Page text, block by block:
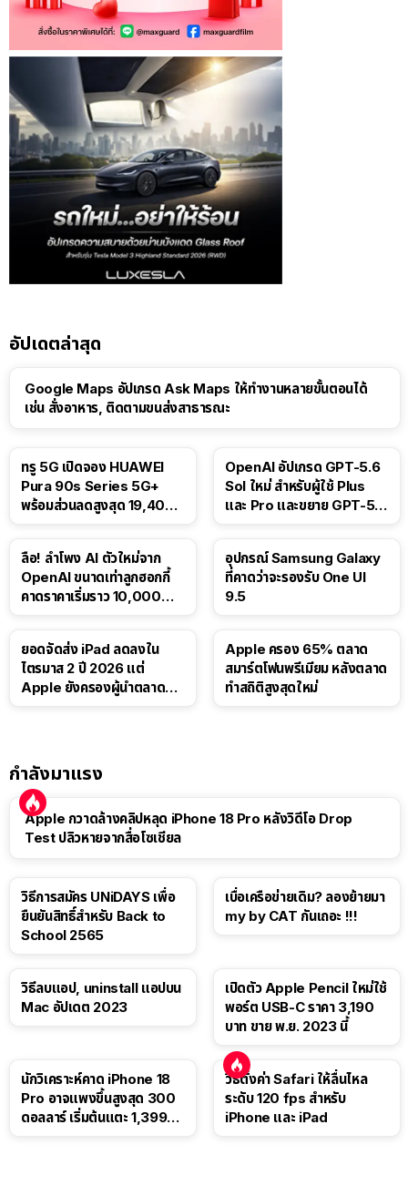
อัปเดตล่าสุด
Google Maps อัปเกรด Ask Maps ให้ทำงานหลายขั้นตอนได้
เช่น สั่งอาหาร, ติดตามขนส่งสาธารณะ
ทรู 5G เปิดจอง HUAWEI
Pura 90s Series 5G+
พร้อมส่วนลดสูงสุด 19,400
OpenAI อัปเกรด GPT-5.6
Sol ใหม่ สำหรับผู้ใช้ Plus
และ Pro และขยาย GPT-5.6
ลือ! ลำโพง AI ตัวใหม่จาก
OpenAI ขนาดเท่าลูกฮอกกี้
คาดราคาเริ่มราว 10,000
อุปกรณ์ Samsung Galaxy
ที่คาดว่าจะรองรับ One UI
9.5
ยอดจัดส่ง iPad ลดลงใน
ไตรมาส 2 ปี 2026 แต่
Apple ยังครองผู้นำตลาด
Apple ครอง 65% ตลาด
สมาร์ตโฟนพรีเมียม หลังตลาด
ทำสถิติสูงสุดใหม่
กำลังมาแรง
Apple กวาดล้างคลิปหลุด iPhone 18 Pro หลังวิดีโอ Drop
Test ปลิวหายจากสื่อโซเชียล
วิธีการสมัคร UNiDAYS เพื่อ
ยืนยันสิทธิ์สำหรับ Back to
School 2565
เบื่อเครือข่ายเดิม? ลองย้ายมา
my by CAT กันเถอะ !!!
วิธีลบแอป, uninstall แอปบน
Mac อัปเดต 2023
เปิดตัว Apple Pencil ใหม่ใช้
พอร์ต USB-C ราคา 3,190
บาท ขาย พ.ย. 2023 นี้
นักวิเคราะห์คาด iPhone 18
Pro อาจแพงขึ้นสูงสุด 300
ดอลลาร์ เริ่มต้นแตะ 1,399
วิธีตั้งค่า Safari ให้ลื่นไหล
ระดับ 120 fps สำหรับ
iPhone และ iPad